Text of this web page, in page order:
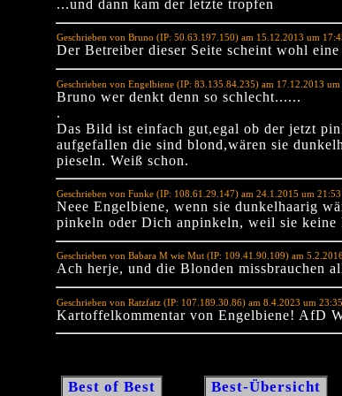
...und dann kam der letzte tropfen
Geschrieben von Bruno (IP: 50.63.197.150) am 15.12.2013 um
Der Betreiber dieser Seite scheint wohl
Geschrieben von Engelbiene (IP: 83.135.84.235) am 17.12.2013 um
Bruno wer denkt denn so schlecht......
.
Das Bild ist einfach gut,egal ob der jetzt
aufgefallen die sind blond,wären sie
pieseln. Weiß schon.
Geschrieben von Funke (IP: 108.61.29.147) am 24.1.2015 um 21:53
Neee Engelbiene, wenn sie dunkelhaarig
pinkeln oder Dich anpinkeln, weil sie keine
Geschrieben von Babara M wie Mut (IP: 109.41.90.109) am
Ach herje, und die Blonden missbrauchen
Geschrieben von Ratzfatz (IP: 107.189.30.86) am 8.4.2023 um
Kartoffelkommentar von Engelbiene! AfD
Best of Best Best-Übersicht